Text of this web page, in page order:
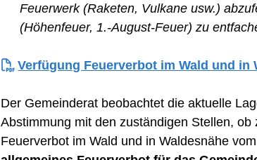
Feuerwerk (Raketen, Vulkane usw.)
(Höhenfeuer, 1.-August-Feuer) zu
Verfügung Feuerverbot im Wald und in
Der Gemeinderat beobachtet die aktuelle
Abstimmung mit den zuständigen Stellen, ob
Feuerverbot im Wald und in Waldesnähe